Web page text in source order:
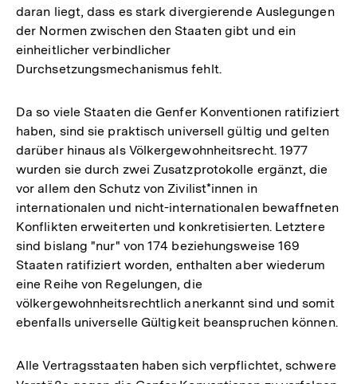
daran liegt, dass es stark divergierende Auslegungen
der Normen zwischen den Staaten gibt und ein
einheitlicher verbindlicher
Durchsetzungsmechanismus fehlt.
Da so viele Staaten die Genfer Konventionen ratifiziert
haben, sind sie praktisch universell gültig und gelten
darüber hinaus als Völkergewohnheitsrecht. 1977
wurden sie durch zwei Zusatzprotokolle ergänzt, die
vor allem den Schutz von Zivilist*innen in
internationalen und nicht-internationalen bewaffneten
Konflikten erweiterten und konkretisierten. Letztere
sind bislang "nur" von 174 beziehungsweise 169
Staaten ratifiziert worden, enthalten aber wiederum
eine Reihe von Regelungen, die
völkergewohnheitsrechtlich anerkannt sind und somit
ebenfalls universelle Gültigkeit beanspruchen können.
Alle Vertragsstaaten haben sich verpflichtet, schwere